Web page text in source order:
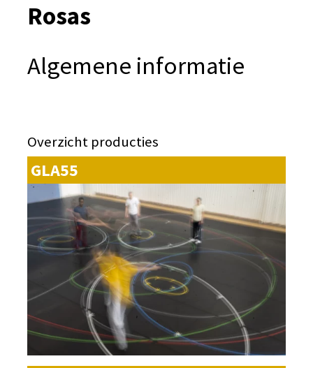
Rosas
Algemene informatie
Overzicht producties
GLA55